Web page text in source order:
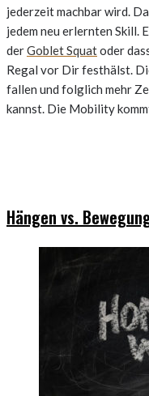
jederzeit machbar wird.
jedem neu erlernten Skill.
derGoblet Squatoder
Regal vor Dir festhälst.
fallen und folglich mehr
kannst. Die Mobility
Hängen vs.